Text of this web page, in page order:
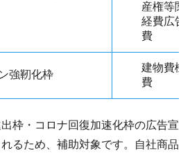
産権等関
経費広告
費
強靭化枠
建物費機
費
枠・コロナ回復加速化枠の広告宣
るため、補助対象です。自社商品